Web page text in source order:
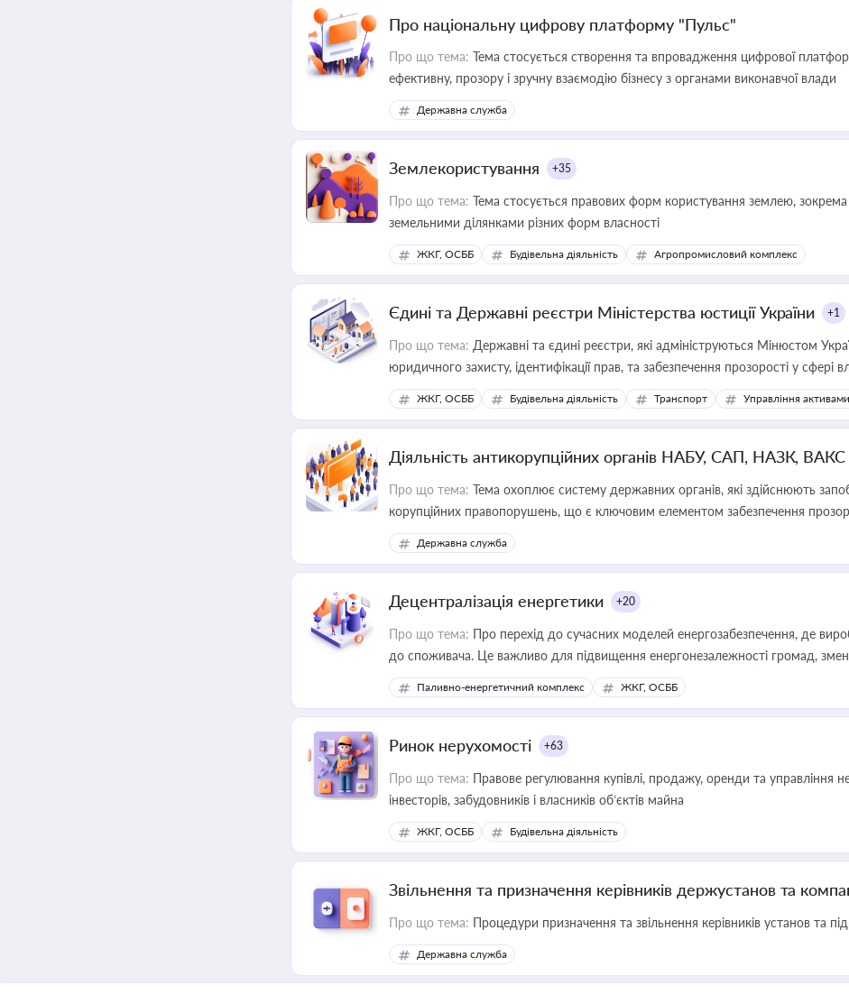
Про національну цифрову платформу "Пульс"
Про що тема: Тема стосується створення та впровадження цифрової
ефективну, прозору і зручну взаємодію бізнесу з органами виконавчої влади
Державна служба
Землекористування +35
Про що тема: Тема стосується правових форм користування землею,
земельними ділянками різних форм власності
ЖКГ, ОСББ Будівельна діяльність Агропромисловий комплекс
Єдині та Державні реєстри Міністерства юстиції України +1
Про що тема: Державні та єдині реєстри, які адмініструються Мінюстом
юридичного захисту, ідентифікації прав, та забезпечення прозорості у сфері
ЖКГ, ОСББ Будівельна діяльність Транспорт Управління активами
Діяльність антикорупційних органів НАБУ, САП, НАЗК, ВАКС
Про що тема: Тема охоплює систему державних органів, які здійснюють
корупційних правопорушень, що є ключовим елементом забезпечення
та бізнесі
Державна служба
Децентралізація енергетики +20
Про що тема: Про перехід до сучасних моделей енергозабезпечення, де
до споживача. Це важливо для підвищення енергонезалежності громад,
стимулювання розвитку відновлюваних джерел
Паливно-енергетичний комплекс ЖКГ, ОСББ
Ринок нерухомості +63
Про що тема: Правове регулювання купівлі, продажу, оренди та управління
інвесторів, забудовників і власників об’єктів майна
ЖКГ, ОСББ Будівельна діяльність
Звільнення та призначення керівників держустанов та
Про що тема: Процедури призначення та звільнення керівників установ та
Державна служба